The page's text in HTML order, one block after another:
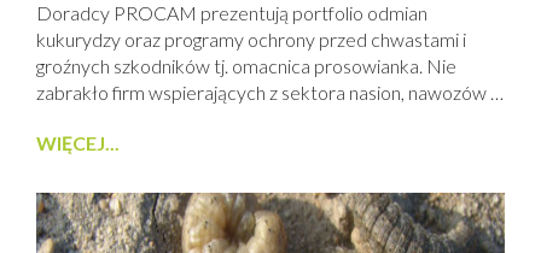
Doradcy PROCAM prezentują portfolio odmian
kukurydzy oraz programy ochrony przed chwastami i
groźnych szkodników tj. omacnica prosowianka. Nie
zabrakło firm wspierających z sektora nasion, nawozów i
WIĘCEJ...